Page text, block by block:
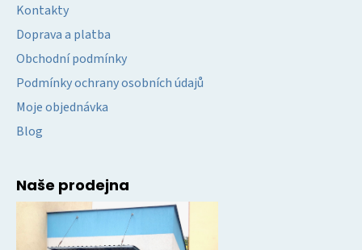
Kontakty
Doprava a platba
Obchodní podmínky
Podmínky ochrany osobních údajů
Moje objednávka
Blog
Naše prodejna